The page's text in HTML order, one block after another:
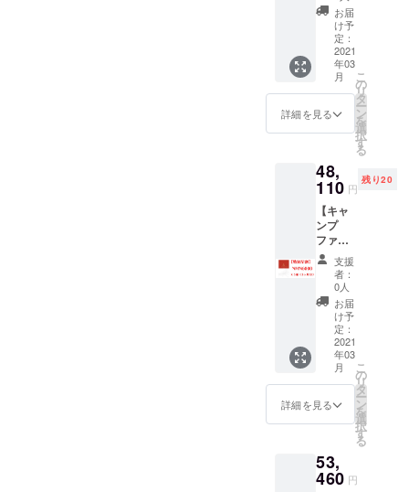
量限定
NMN60
00 x 3
箱 3ヶ
月分
お届
け予
定：
2021
年03
月
詳細を見る
こ
の
リ
タ
ー
ン
を
選
択
す
る
48,
110 円
残り20
【キャ
ンプ
ファイ
ヤー特
別早
割】数
量限定
NMN60
00 x 3
箱 3ヶ
月分
支援
者：
0人
お届
け予
定：
2021
年03
月
詳細を見る
こ
の
リ
タ
ー
ン
を
選
択
す
る
53,
460 円